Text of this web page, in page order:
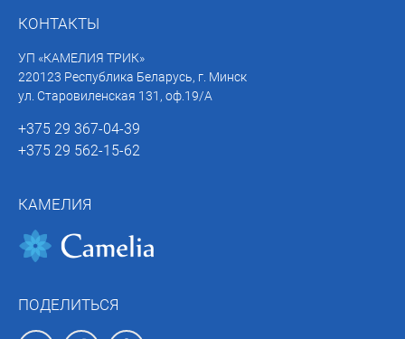
КОНТАКТЫ
УП «КАМЕЛИЯ ТРИК»
220123 Республика Беларусь, г. Минск
ул. Старовиленская 131, оф.19/А
+375 29 367-04-39
+375 29 562-15-62
КАМЕЛИЯ
ПОДЕЛИТЬСЯ